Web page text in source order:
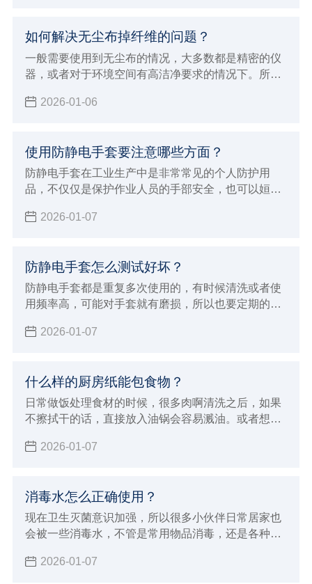
如何解决无尘布掉纤维的问题？
一般需要使用到无尘布的情况，大多数都是精密的仪
器，或者对于环境空间有高洁净要求的情况下。所以
何解决无尘布掉纤维的问题？要想解决无尘布掉纤维
题。
2026-01-06
使用防静电手套要注意哪些方面？
防静电手套在工业生产中是非常常见的个人防护用
品，不仅仅是保护作业人员的手部安全，也可以姮好
程中也有一些事项，下面小辉就来学习的给大家介绍
2026-01-07
防静电手套怎么测试好坏？
防静电手套都是重复多次使用的，有时候清洗或者使
用频率高，可能对手套就有磨损，所以也要定期的进
好坏呢？小辉来分享一些简单的方法，以及测试标
2026-01-07
什么样的厨房纸能包食物？
日常做饭处理食材的时候，很多肉啊清洗之后，如果
不擦拭干的话，直接放入油锅会容易溅油。或者想要
那么就需要擦拭干净，但是什么样的厨房纸能包食物
2026-01-07
消毒水怎么正确使用？
现在卫生灭菌意识加强，所以很多小伙伴日常居家也
会被一些消毒水，不管是常用物品消毒，还是各种下
有危害的，下面小辉就来给大家讲讲消毒水怎么正确
2026-01-07